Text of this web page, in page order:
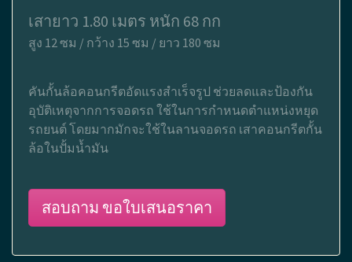
เสายาว 1.80 เมตร หนัก 68 กก
สูง 12 ซม / กว้าง 15 ซม / ยาว 180 ซม
คันกั้นล้อคอนกรีตอัดแรงสำเร็จรูป ช่วยลดและป้องกัน
อุบัติเหตุจากการจอดรถ ใช้ในการกำหนดตำแหน่งหยุด
รถยนต์ โดยมากมักจะใช้ในลานจอดรถ เสาคอนกรีตกั้น
ล้อในปั้มน้ำมัน
สอบถาม ขอใบเสนอราคา